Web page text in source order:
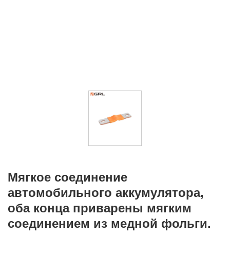
Мягкое соединение
автомобильного аккумулятора,
оба конца приварены мягким
соединением из медной фольги.